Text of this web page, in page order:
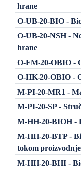
hrane
O-UB-20-BIO -
O-UB-20-NSH -
hrane
O-FM-20-OBIO -
O-HK-20-OBIO -
M-PI-20-MR1 -
M-PI-20-SP -
M-HH-20-BIOH -
M-HH-20-BTP -
tokom proizvodnje
M-HH-20-BHI -